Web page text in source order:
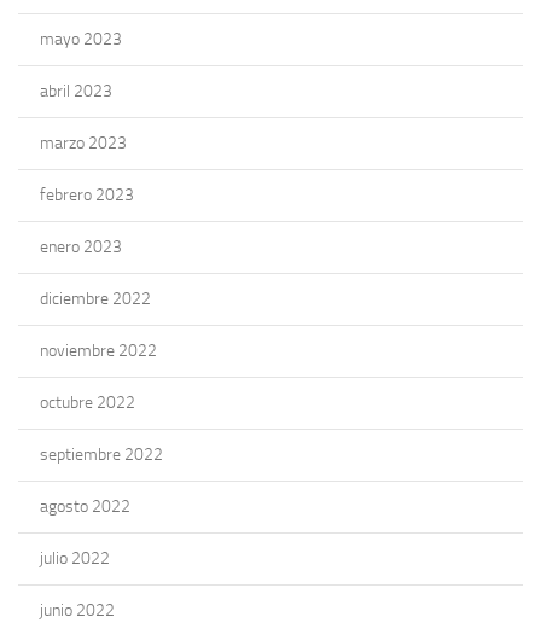
mayo 2023
abril 2023
marzo 2023
febrero 2023
enero 2023
diciembre 2022
noviembre 2022
octubre 2022
septiembre 2022
agosto 2022
julio 2022
junio 2022